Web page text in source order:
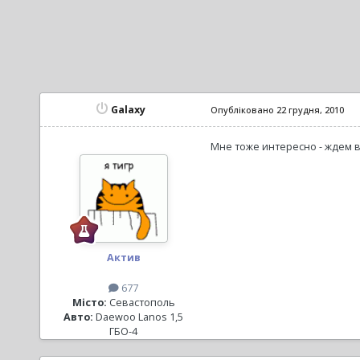
Galaxy
Актив
677
Місто: Севастополь
Авто: Daewoo Lanos 1,5
ГБО-4
Опубліковано 22 грудня, 2010
Мне тоже интересно - ждем